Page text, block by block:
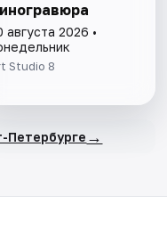
августа 2026 •
Studio 8
Петербурге →